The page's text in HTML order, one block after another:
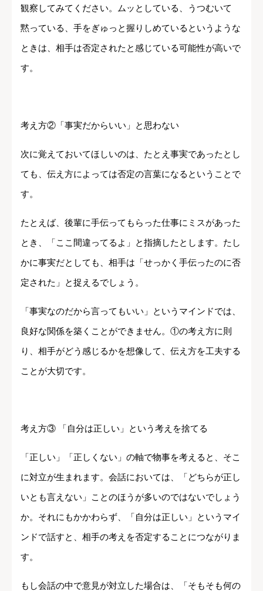
観察してみてください。ムッとしている、うつむいて
黙っている、手をぎゅっと握りしめているというような
ときは、相手は否定されたと感じている可能性が高いで
す。
考え方②「事実だからいい」と思わない
次に覚えておいてほしいのは、たとえ事実であったとし
ても、伝え方によっては否定の言葉になるということで
す。
たとえば、後輩に手伝ってもらった仕事にミスがあった
とき、「ここ間違ってるよ」と指摘したとします。たし
かに事実だとしても、相手は「せっかく手伝ったのに否
定された」と捉えるでしょう。
「事実なのだから言ってもいい」というマインドでは、
良好な関係を築くことができません。①の考え方に則
り、相手がどう感じるかを想像して、伝え方を工夫する
ことが大切です。
考え方③ 「自分は正しい」という考えを捨てる
「正しい」「正しくない」の軸で物事を考えると、そこ
に対立が生まれます。会話においては、「どちらが正し
いとも言えない」ことのほうが多いのではないでしょう
か。それにもかかわらず、「自分は正しい」というマイ
ンドで話すと、相手の考えを否定することにつながりま
す。
もし会話の中で意見が対立した場合は、「そもそも何の